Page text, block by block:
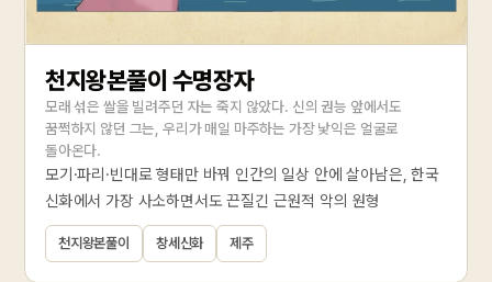
천지왕본풀이 수명장자
모래 섞은 쌀을 빌려주던 자는 죽지 않았다. 신의 권능 앞에서도
꿈쩍하지 않던 그는, 우리가 매일 마주하는 가장 낯익은 얼굴로
돌아온다.
모기·파리·빈대로 형태만 바꿔 인간의 일상 안에 살아남은, 한국
신화에서 가장 사소하면서도 끈질긴 근원적 악의 원형
천지왕본풀이 창세신화 제주